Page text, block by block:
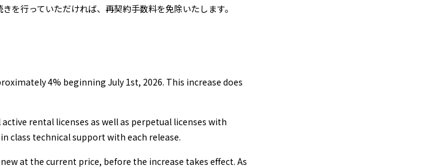
を行っていただければ、再契約手数料を免除いたします。
4% beginning July 1st, 2026. This increase does
rental licenses as well as perpetual licenses with
class technical support with each release.
at the current price, before the increase takes effect. As